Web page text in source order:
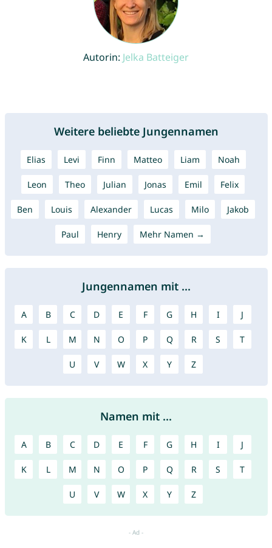
Autorin: Jelka Batteiger
Weitere beliebte Jungennamen
Elias Levi Finn Matteo Liam Noah
Leon Theo Julian Jonas Emil Felix
Ben Louis Alexander Lucas Milo Jakob
Paul Henry Mehr Namen →
Jungennamen mit ...
A B C D E F G H I J
K L M N O P Q R S T
U V W X Y Z
Namen mit ...
A B C D E F G H I J
K L M N O P Q R S T
U V W X Y Z